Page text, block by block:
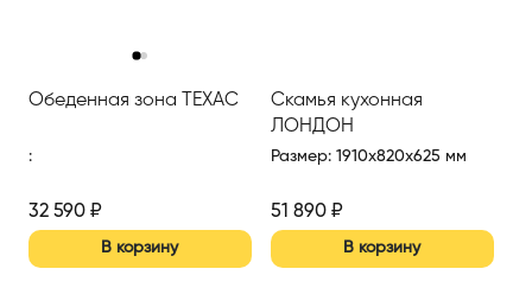
Обеденная зона ТЕХАС
:
32 590 ₽
В корзину
Скамья кухонная
ЛОНДОН
Размер: 1910x820x625 мм
51 890₽
В корзину